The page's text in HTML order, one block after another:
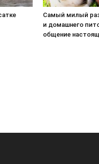
Самый милый
и домашнего
общение